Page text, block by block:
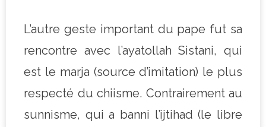
L’autre geste important du pape fut sa
rencontre avec l’ayatollah Sistani, qui
est le marja (source d’imitation) le plus
respecté du chiisme. Contrairement au
sunnisme, qui a banni l’ijtihad (le libre